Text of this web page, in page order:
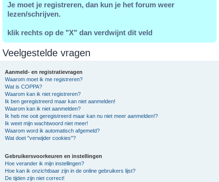
Je moet je registreren, dan kun je het forum weer
lezen/schrijven.
klik rechts op de "X" dan verdwijnt dit veld
Veelgestelde vragen
Aanmeld- en registratievragen
Waarom moet ik me registreren?
Wat is COPPA?
Waarom kan ik niet registreren?
Ik ben geregistreerd maar kan niet aanmelden!
Waarom kan ik niet aanmelden?
Ik heb me ooit geregistreerd maar kan nu niet meer aanmelden!?
Ik weet mijn wachtwoord niet meer!
Waarom word ik automatisch afgemeld?
Wat doet "verwijder cookies"?
Gebruikersvoorkeuren en instellingen
Hoe verander ik mijn instellingen?
Hoe kan ik onzichtbaar zijn in de online gebruikers lijst?
De tijden zijn niet correct!